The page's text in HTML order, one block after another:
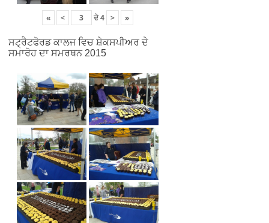
« < ਦੇ4 > »
ਸਟ੍ਰੈਟਫੋਰਡ ਕਾਲਜ ਵਿਚ ਸ਼ੇਕਸਪੀਅਰ ਦੇ
ਸਮਾਰੋਹ ਦਾ ਸਮਰਥਨ 2015